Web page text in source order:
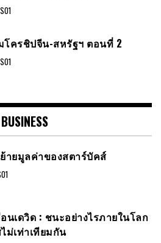
โครชิปจีน-สหรัฐฯ ตอนที่ 2
BUSINESS
ายมูลค่าของสตาร์บัคส์
นเดวิด : ชนะอย่างไรภายในโลก
ม่เท่าเทียมกัน